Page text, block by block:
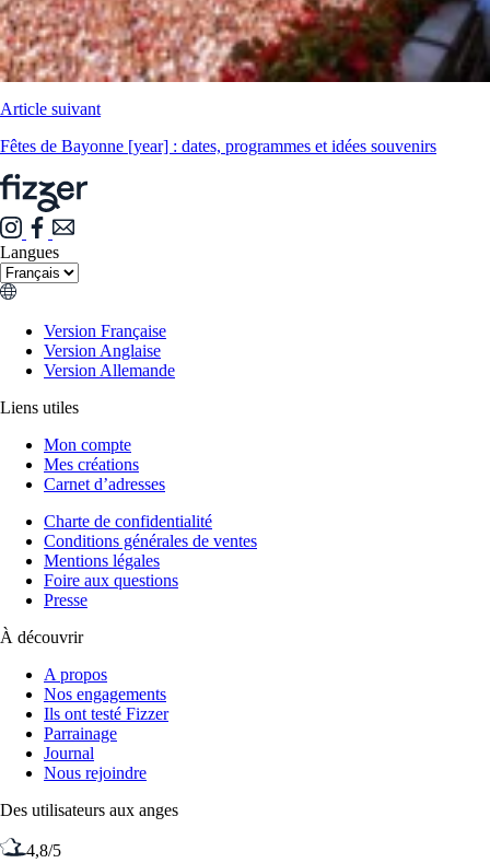
Article suivant
Fêtes de Bayonne [year] : dates, programmes et idées souvenirs
Langues
Version Française
Version Anglaise
Version Allemande
Liens utiles
Mon compte
Mes créations
Carnet d’adresses
Charte de confidentialité
Conditions générales de ventes
Mentions légales
Foire aux questions
Presse
À découvrir
A propos
Nos engagements
Ils ont testé Fizzer
Parrainage
Journal
Nous rejoindre
Des utilisateurs aux anges
4,8/5